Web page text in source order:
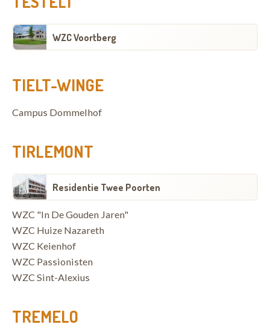
WZC Voortberg
TIELT-WINGE
Campus Dommelhof
TIRLEMONT
Residentie Twee Poorten
WZC "In De Gouden Jaren"
WZC Huize Nazareth
WZC Keienhof
WZC Passionisten
WZC Sint-Alexius
TREMELO